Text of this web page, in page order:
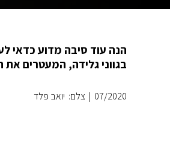
הנה עוד סיבה מדוע כדאי
בגווני גלידה, המעטרים
07/2020
| צלם: יואב פלד